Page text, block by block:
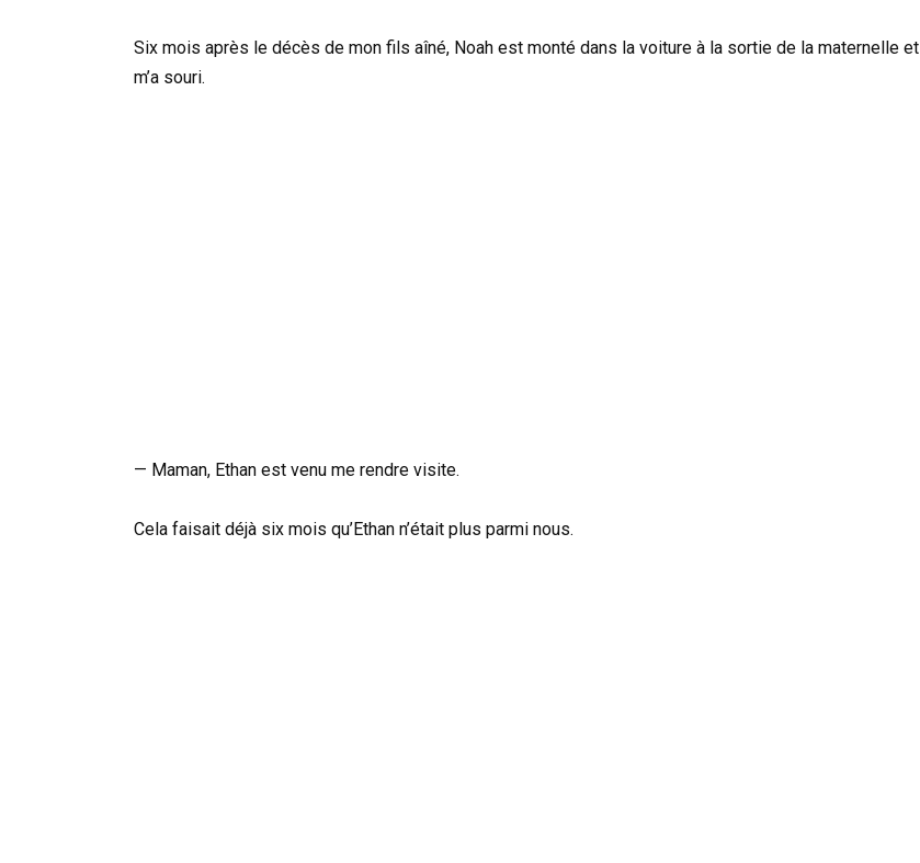
Six mois après le décès de mon fils aîné, Noah est monté dans la voiture à la sortie de la maternelle et
m’a souri.
— Maman, Ethan est venu me rendre visite.
Cela faisait déjà six mois qu’Ethan n’était plus parmi nous.